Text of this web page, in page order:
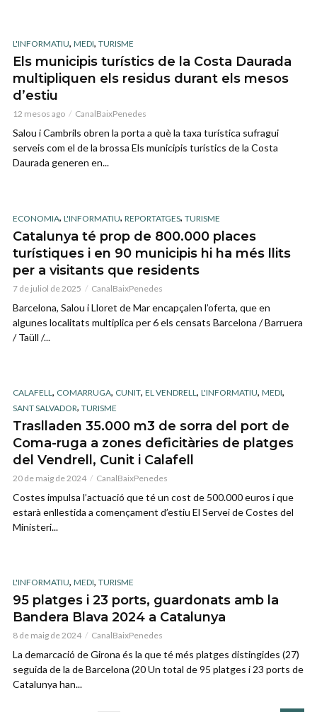
L'INFORMATIU, MEDI, TURISME
Els municipis turístics de la Costa Daurada
multipliquen els residus durant els mesos
d’estiu
12 mesos ago CanalBaixPenedes
Salou i Cambrils obren la porta a què la taxa turística sufragui
serveis com el de la brossa Els municipis turístics de la Costa
Daurada generen en...
ECONOMIA, L'INFORMATIU, REPORTATGES, TURISME
Catalunya té prop de 800.000 places
turístiques i en 90 municipis hi ha més llits
per a visitants que residents
7 de juliol de 2025 CanalBaixPenedes
Barcelona, Salou i Lloret de Mar encapçalen l’oferta, que en
algunes localitats multiplica per 6 els censats Barcelona / Barruera
/ Taüll /...
CALAFELL, COMARRUGA, CUNIT, EL VENDRELL, L'INFORMATIU, MEDI,
SANT SALVADOR, TURISME
Traslladen 35.000 m3 de sorra del port de
Coma-ruga a zones deficitàries de platges
del Vendrell, Cunit i Calafell
20 de maig de 2024 CanalBaixPenedes
Costes impulsa l’actuació que té un cost de 500.000 euros i que
estarà enllestida a començament d’estiu El Servei de Costes del
Ministeri...
L'INFORMATIU, MEDI, TURISME
95 platges i 23 ports, guardonats amb la
Bandera Blava 2024 a Catalunya
8 de maig de 2024 CanalBaixPenedes
La demarcació de Girona és la que té més platges distingides (27)
seguida de la de Barcelona (20 Un total de 95 platges i 23 ports de
Catalunya han...